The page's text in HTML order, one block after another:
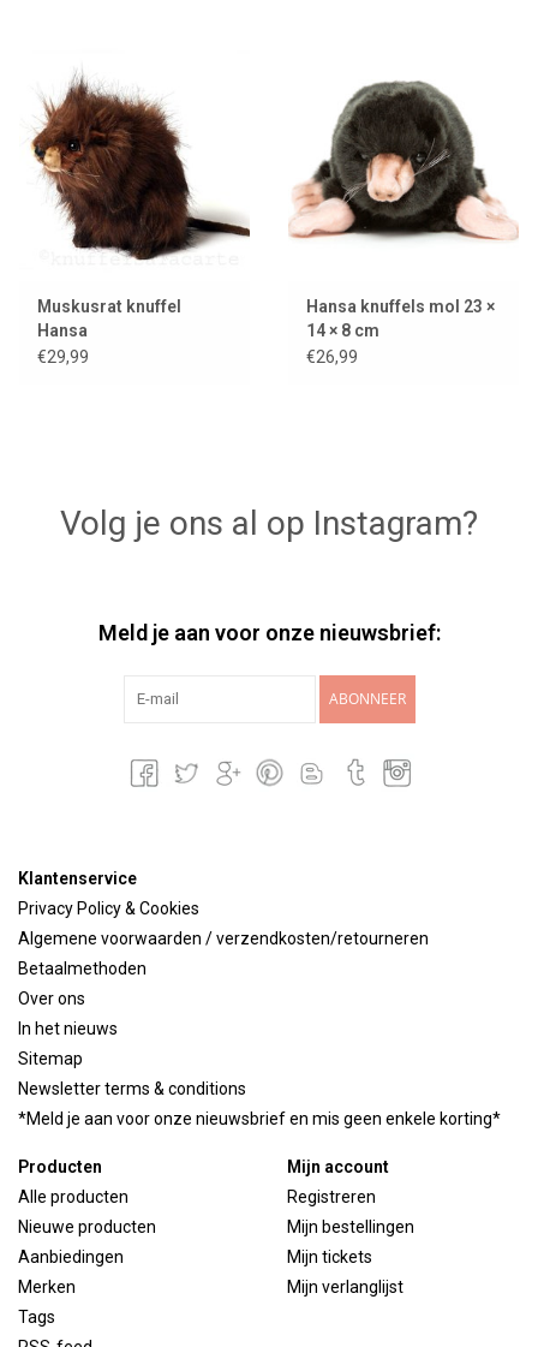
Muskusrat knuffel
Hansa
€29,99
Hansa knuffels mol 23 ×
14 × 8 cm
€26,99
Volg je ons al op Instagram?
Meld je aan voor onze nieuwsbrief:
ABONNEER
Klantenservice
Privacy Policy & Cookies
Algemene voorwaarden / verzendkosten/retourneren
Betaalmethoden
Over ons
In het nieuws
Sitemap
Newsletter terms & conditions
*Meld je aan voor onze nieuwsbrief en mis geen enkele korting*
Producten
Alle producten
Nieuwe producten
Aanbiedingen
Merken
Tags
Mijn account
Registreren
Mijn bestellingen
Mijn tickets
Mijn verlanglijst